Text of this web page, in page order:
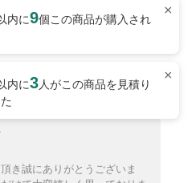
×
内に9個この商品が購入され
×
内に3人がこの商品を見積り
電池 ＜年度シール付き＞ コ
きます。
き誠にありがとうございま